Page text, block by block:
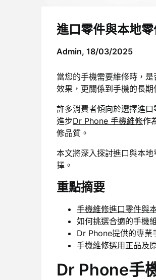
進口零件與本地
Admin, 18/03/2025
當您的手機需要維修時，
效果，更關係到手機的長
許多消費者傾向於選擇進
進步Dr Phone 手機維修作
修品質。
本文將深入探討進口與本
擇。
重點摘要
手機維修進口零件與
如何挑選合適的手機
Dr Phone提供的專業
手機維修選用正品及
Dr Phone手